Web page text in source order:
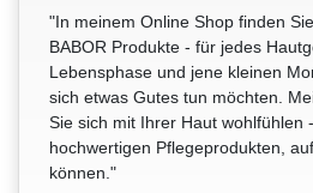
"In meinem Online Shop finden
BABOR Produkte - für jedes
Lebensphase und jene kleinen
sich etwas Gutes tun möchten.
Sie sich mit Ihrer Haut wohlfühlen
hochwertigen Pflegeprodukten,
können."